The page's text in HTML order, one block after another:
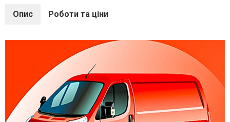
Опис Роботи та ціни